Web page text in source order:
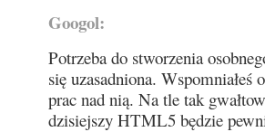
Googol:
Potrzeba do stworzenia
się uzasadniona. Wspomniałeś
prac nad nią. Na tle tak
dzisiejszy HTML5 będzie